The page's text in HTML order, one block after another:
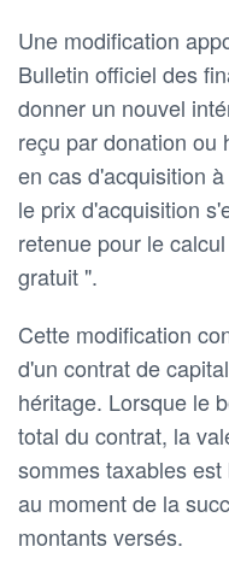
Une modification
Bulletin officiel des
donner un nouvel
reçu par donation ou
en cas d'acquisition
le prix d'acquisition
retenue pour le
gratuit ".
Cette modification
d'un contrat de
héritage. Lorsque le
total du contrat, la
sommes taxables
au moment de la
montants versés.